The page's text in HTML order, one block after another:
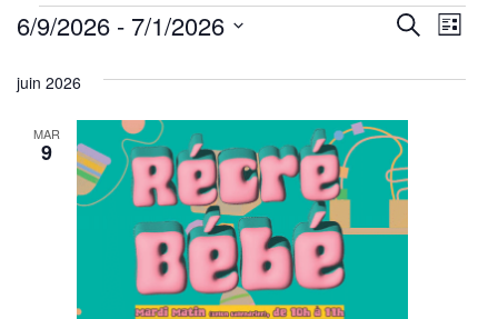
Évènements
et
de
vues
Recherche
Liste
6/9/2026 - 7/1/2026
une
juin 2026
MAR
9